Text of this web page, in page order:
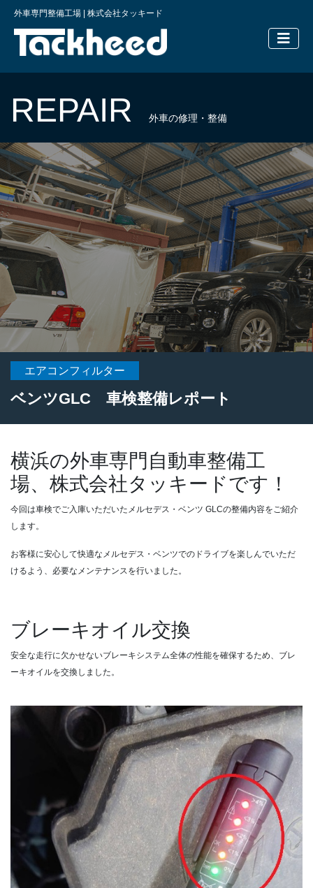
外車専門整備工場 | 株式会社タッキード
横浜の外
REPAIR 外車の修理・整備
エアコンフィルター
ベンツGLC 車検整備レポート
横浜の外車専門自動車整備工
場、株式会社タッキードです！
今回は車検でご入庫いただいたメルセデス・ベンツ GLCの整備内容をご紹介
します。
お客様に安心して快適なメルセデス・ベンツでのドライブを楽しんでいただ
けるよう、必要なメンテナンスを行いました。
ブレーキオイル交換
安全な走行に欠かせないブレーキシステム全体の性能を確保するため、ブレ
ーキオイルを交換しました。